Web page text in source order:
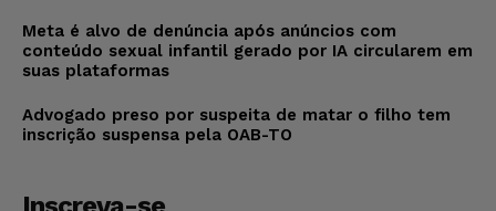
Meta é alvo de denúncia após anúncios com
conteúdo sexual infantil gerado por IA circularem em
suas plataformas
Advogado preso por suspeita de matar o filho tem
inscrição suspensa pela OAB-TO